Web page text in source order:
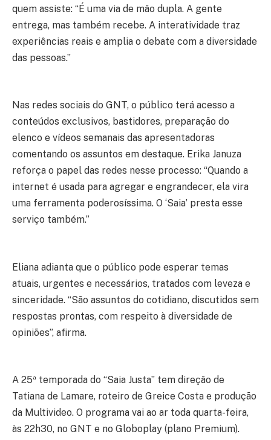
quem assiste: “É uma via de mão dupla. A gente
entrega, mas também recebe. A interatividade traz
experiências reais e amplia o debate com a diversidade
das pessoas.”
Nas redes sociais do GNT, o público terá acesso a
conteúdos exclusivos, bastidores, preparação do
elenco e vídeos semanais das apresentadoras
comentando os assuntos em destaque. Erika Januza
reforça o papel das redes nesse processo: “Quando a
internet é usada para agregar e engrandecer, ela vira
uma ferramenta poderosíssima. O ‘Saia’ presta esse
serviço também.”
Eliana adianta que o público pode esperar temas
atuais, urgentes e necessários, tratados com leveza e
sinceridade. “São assuntos do cotidiano, discutidos sem
respostas prontas, com respeito à diversidade de
opiniões”, afirma.
A 25ª temporada do “Saia Justa” tem direção de
Tatiana de Lamare, roteiro de Greice Costa e produção
da Multivideo. O programa vai ao ar toda quarta-feira,
às 22h30, no GNT e no Globoplay (plano Premium).